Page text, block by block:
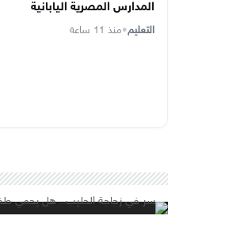
المدارس المصرية اليابانية
التعليم•منذ 11 ساعة